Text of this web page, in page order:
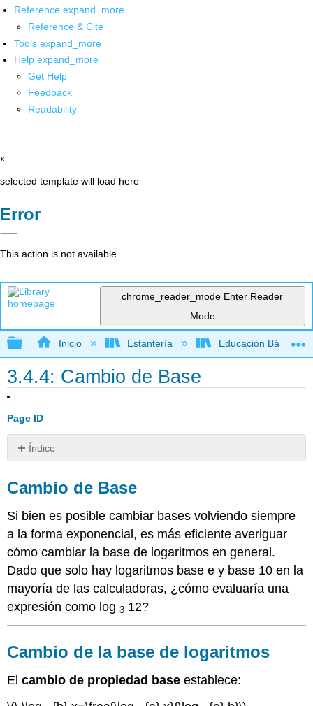
Reference expand_more
Reference & Cite
Tools expand_more
Help expand_more
Get Help
Feedback
Readability
x
selected template will load here
Error
This action is not available.
chrome_reader_mode Enter Reader
Mode
Expandir/contraer jerarquía global
Inicio Estantería Educación Básica
3.4.4: Cambio de Base
Page ID
Índice
Base
Cambio
la
base
de
logaritmos
Ejemplos
Ejemplo
Ejemplo
Cambio de Base
Si bien es posible cambiar bases volviendo siempre
a la forma exponencial, es más eficiente averiguar
cómo cambiar la base de logaritmos en general.
Dado que solo hay logaritmos base e y base 10 en la
mayoría de las calculadoras, ¿cómo evaluaría una
expresión como log3 12?
Cambio de la base de logaritmos
Elcambio de propiedad base establece: